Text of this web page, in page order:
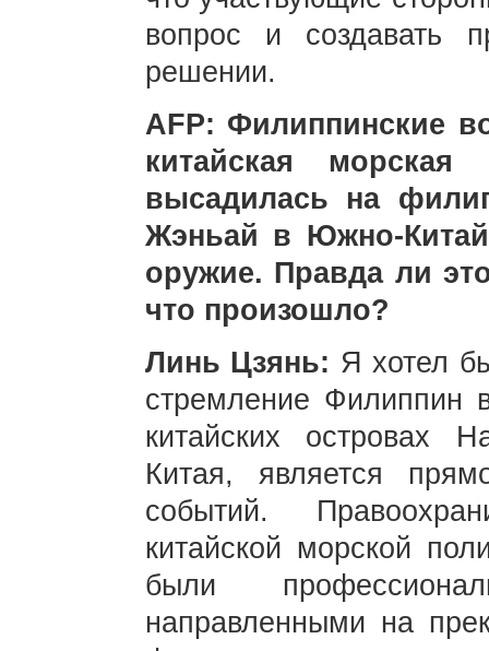
вопрос и создавать
решении.
AFP: Филиппинские
китайская
высадилась на
Жэньай в Южно-
оружие. Правда ли
что произошло?
Линь Цзянь: Я хотел
стремление Филиппин
китайских островах
Китая, является
событий.
китайской морской
были
направленными на